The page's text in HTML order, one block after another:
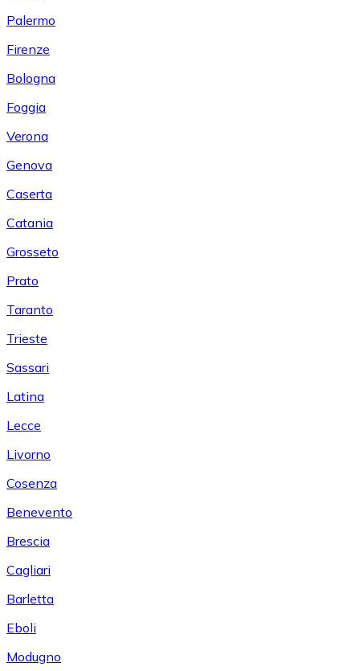
Palermo
Firenze
Bologna
Foggia
Verona
Genova
Caserta
Catania
Grosseto
Prato
Taranto
Trieste
Sassari
Latina
Lecce
Livorno
Cosenza
Benevento
Brescia
Cagliari
Barletta
Eboli
Modugno